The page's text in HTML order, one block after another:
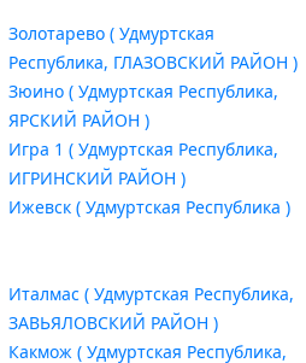
Золотарево ( Удмуртская
Республика, ГЛАЗОВСКИЙ РАЙОН )
Зюино ( Удмуртская Республика,
ЯРСКИЙ РАЙОН )
Игра 1 ( Удмуртская Республика,
ИГРИНСКИЙ РАЙОН )
Ижевск ( Удмуртская Республика )
Италмас ( Удмуртская Республика,
ЗАВЬЯЛОВСКИЙ РАЙОН )
Какмож ( Удмуртская Республика,